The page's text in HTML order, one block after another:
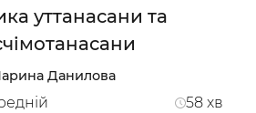
уттанасани та
Данилова
58 хв